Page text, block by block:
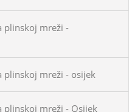
plinskoj mreži -
plinskoj mreži - osijek
mreži - Osijek